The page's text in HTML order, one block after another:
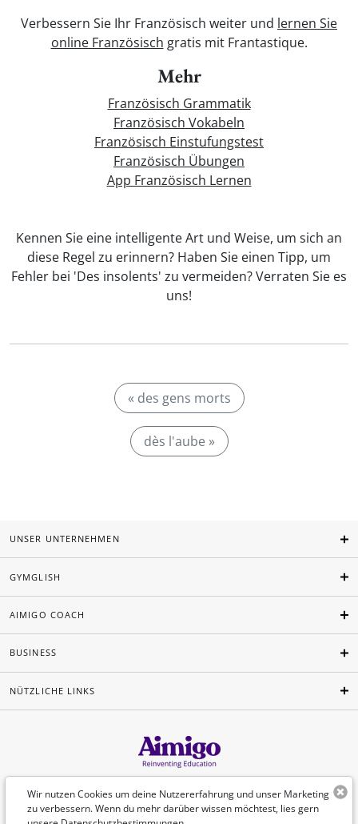
Verbessern Sie Ihr Französisch weiter und lernen Sie
online Französisch gratis mit Frantastique.
Mehr
Französisch Grammatik
Französisch Vokabeln
Französisch Einstufungstest
Französisch Übungen
App Französisch Lernen
Kennen Sie eine intelligente Art und Weise, um sich an
diese Regel zu erinnern? Haben Sie einen Tipp, um
Fehler bei 'Des insolents' zu vermeiden? Verraten Sie es
uns!
« des gens morts
dès l'aube »
Wir nutzen Cookies um deine Nutzererfahrung und unser Marketing
zu verbessern. Wenn du mehr darüber wissen möchtest, lies gern
UNSER UNTERNEHMEN
GYMGLISH
AIMIGO COACH
BUSINESS
NÜTZLICHE LINKS
Deutsch